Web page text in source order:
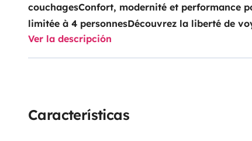
couchagesConfort, modernité et performance
limitée à 4 personnesDécouvrez la liberté de
ce camping-car neuf, alliant espace, confort et
équipé de la cellule Rimor Sarus 5 convient
complète.Aménagement intérieur :Deux
Ver la descripción
Características